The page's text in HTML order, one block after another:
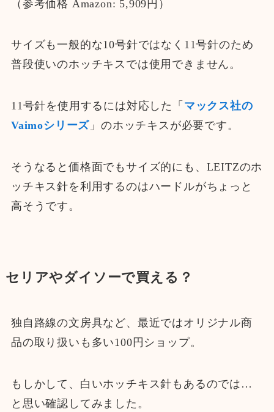
（参考価格 Amazon: 5,909円）
サイズも一般的な10号針ではなく11号針のため
普段使いのホッチキスでは使用できません。
11号針を使用するには対応した「 マックス社の
Vaimoシリーズ 」のホッチキスが必要です。
そうなると価格面でもサイズ的にも、LEITZのホ
ッチキス針を利用するのはハードルがちょっと
高そうです。
セリアやダイソーで買える？
独自路線の文房具など、最近ではオリジナル商
品の取り扱いも多い100円ショップ。
もしかして、白いホッチキス針もあるのでは…
と思い確認してみました。